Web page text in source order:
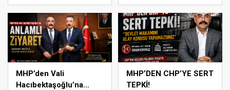
MHP’den Vali
Hacıbektaşoğlu’na
MHP’DEN CHP’YE SERT
TEPKİ!